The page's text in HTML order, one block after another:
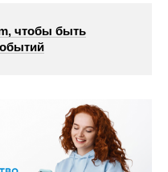
чтобы быть